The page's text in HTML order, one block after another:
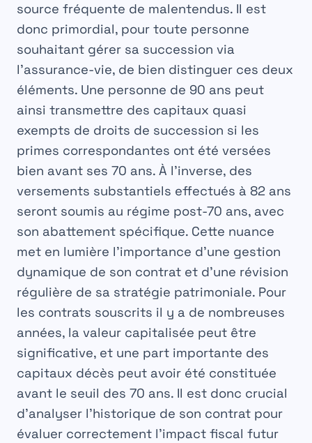
source fréquente de malentendus. Il est
donc primordial, pour toute personne
souhaitant gérer sa succession via
l’assurance-vie, de bien distinguer ces deux
éléments. Une personne de 90 ans peut
ainsi transmettre des capitaux quasi
exempts de droits de succession si les
primes correspondantes ont été versées
bien avant ses 70 ans. À l’inverse, des
versements substantiels effectués à 82 ans
seront soumis au régime post-70 ans, avec
son abattement spécifique. Cette nuance
met en lumière l’importance d’une gestion
dynamique de son contrat et d’une révision
régulière de sa stratégie patrimoniale. Pour
les contrats souscrits il y a de nombreuses
années, la valeur capitalisée peut être
significative, et une part importante des
capitaux décès peut avoir été constituée
avant le seuil des 70 ans. Il est donc crucial
d’analyser l’historique de son contrat pour
évaluer correctement l’impact fiscal futur